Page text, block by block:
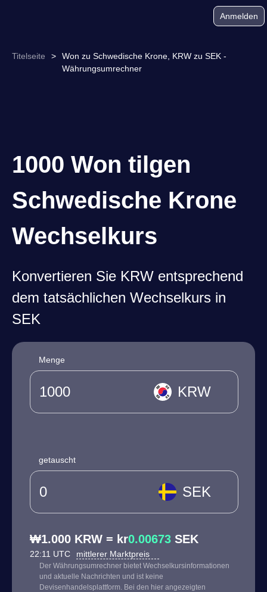
Anmelden
Titelseite >
Won zu Schwedische Krone, KRW zu SEK -
Währungsumrechner
1000 Won tilgen
Schwedische Krone
Wechselkurs
Konvertieren Sie KRW entsprechend
dem tatsächlichen Wechselkurs in
SEK
Menge
KRW
getauscht
SEK
₩1.000 KRW = kr0.00673 SEK
22:11 UTC mittlerer Marktpreis
Der Währungsumrechner bietet Wechselkursinformationen
und aktuelle Nachrichten und ist keine
Devisenhandelsplattform. Bei den hier angezeigten